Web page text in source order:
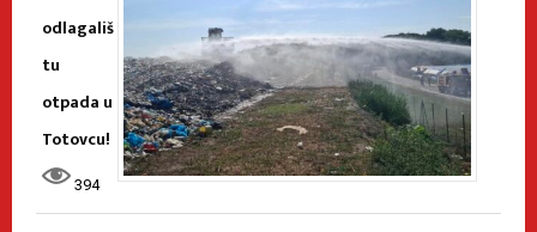
odlagališ
tu
otpada u
Totovcu!
394